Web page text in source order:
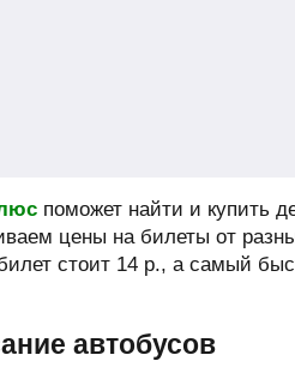
поможет найти и купить
цены на билеты от
стоит 14 р., а самый
автобусов